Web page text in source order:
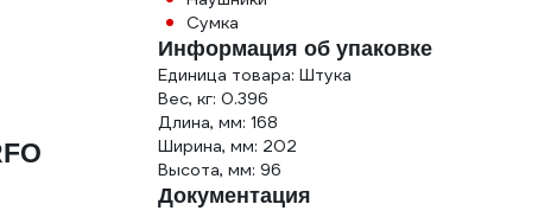
Сумка
Информация об упаковке
Единица товара: Штука
Вес, кг: 0.396
Длина, мм: 168
Ширина, мм: 202
Высота, мм: 96
Документация